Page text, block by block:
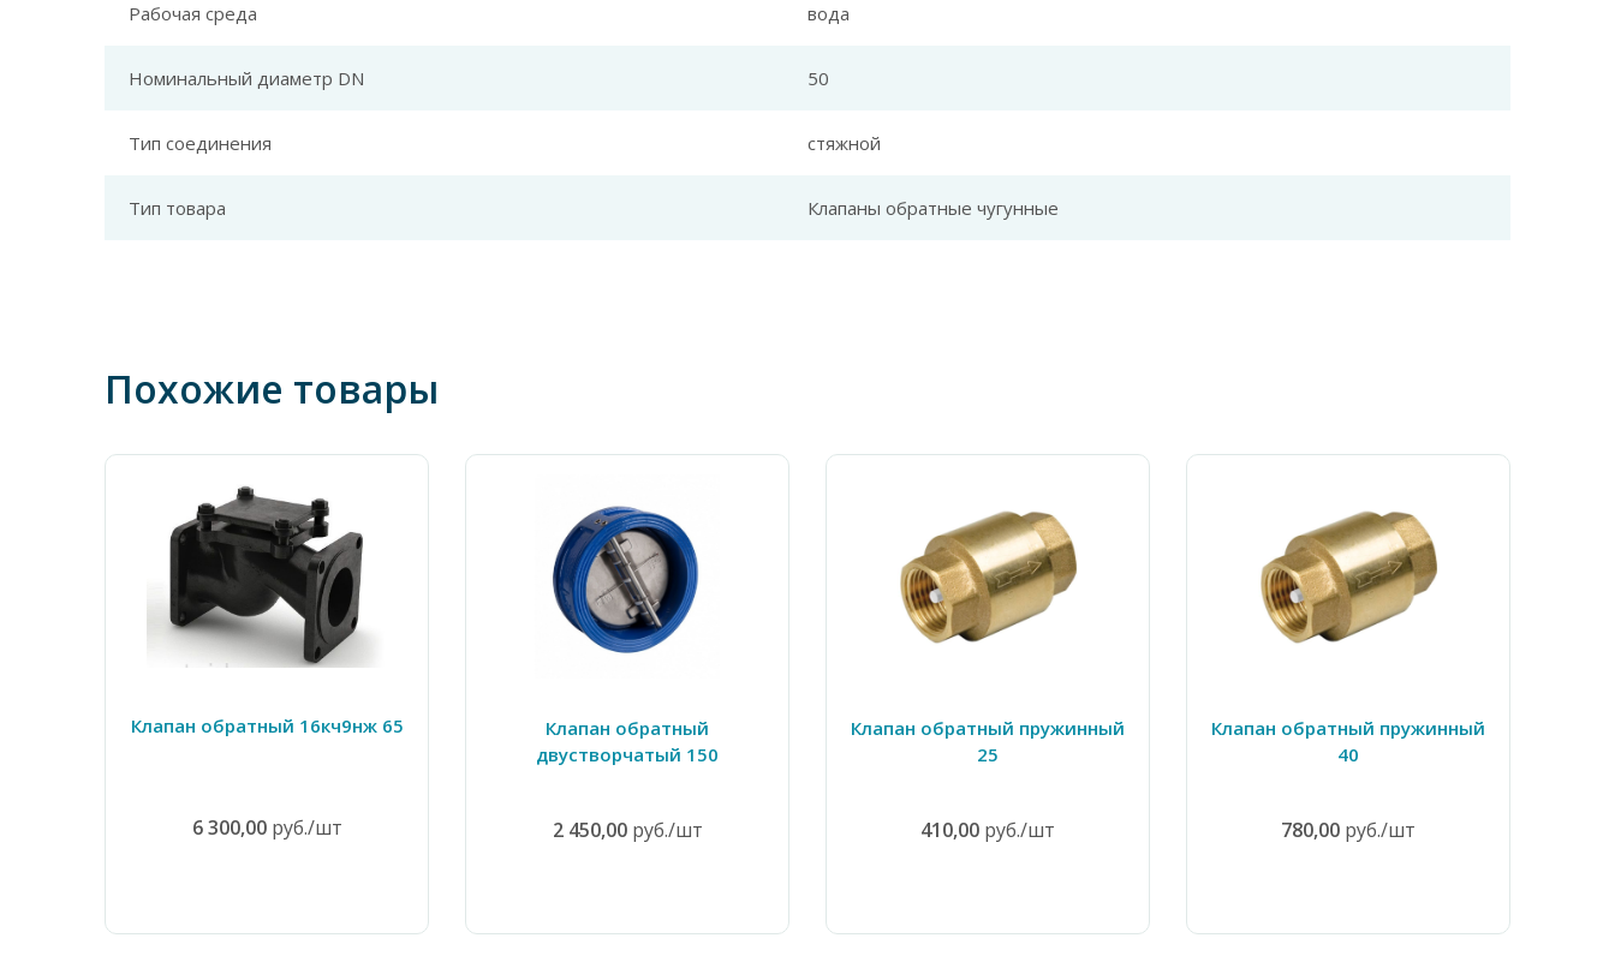
Рабочая среда вода
Номинальный диаметр DN 50
Тип соединения стяжной
Тип товара Клапаны обратные чугунные
Похожие товары
Клапан обратный 16кч9нж 65
6 300,00руб./шт
Клапан обратный
двустворчатый 150
2 450,00руб./шт
Клапан обратный пружинный
25
410,00 руб./шт
Клапан обратный пружинный
40
780,00 руб./шт